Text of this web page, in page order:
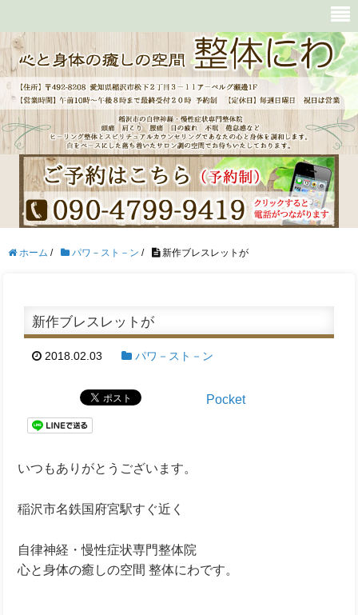
ホーム / パワ－スト－ン / 新作ブレスレットが
新作ブレスレットが
2018.02.03 パワ－スト－ン
Pocket
いつもありがとうございます。
稲沢市名鉄国府宮駅すぐ近く
自律神経・慢性症状専門整体院
心と身体の癒しの空間 整体にわです。